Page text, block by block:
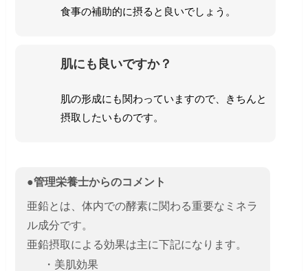
食事の補助的に摂ると良いでしょう。
肌にも良いですか？
肌の形成にも関わっていますので、きちんと
摂取したいものです。
●管理栄養士からのコメント
亜鉛とは、体内での酵素に関わる重要なミネラ
ル成分です。
亜鉛摂取による効果は主に下記になります。
・美肌効果